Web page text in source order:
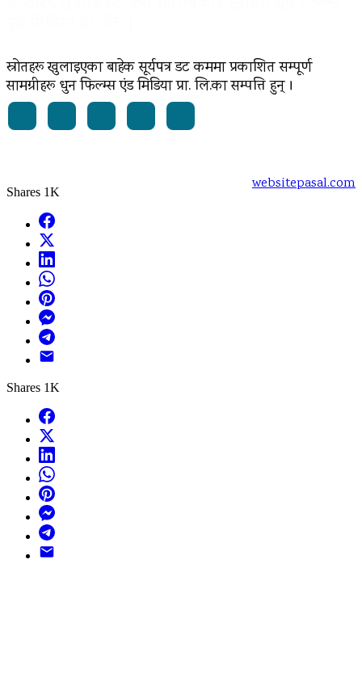
स्रोतहरू खुलाइएका बाहेक सूर्यपत्र डट कममा प्रकाशित सम्पूर्ण
सामग्रीहरू धुन फिल्म्स एंड मिडिया प्रा. लि.का सम्पत्ति हुन् ।
websitepasal.com
Shares 1K
Facebook
WhatsApp
Pinterest
Messenger
Telegram
Shares 1K
Facebook
WhatsApp
Pinterest
Messenger
Telegram